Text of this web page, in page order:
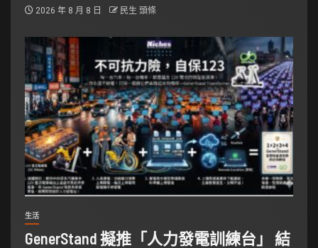
2026 年 8 月 8 日 民生 頭條
生活
GenerStand 擬推「人力發電訓練台」 結